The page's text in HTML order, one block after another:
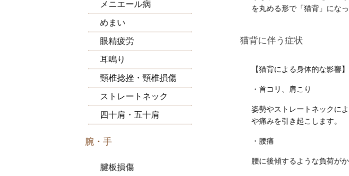
を丸める形で「猫背」にな
猫背に伴う症状
【猫背による身体的な影響】
・首コリ、肩こり
姿勢やストレートネックに
や痛みを引き起こします。
・腰痛
腰に後傾するような負荷が
メニエール病
めまい
眼精疲労
耳鳴り
頸椎捻挫・頸椎損傷
ストレートネック
四十肩・五十肩
腕・手
腱板損傷